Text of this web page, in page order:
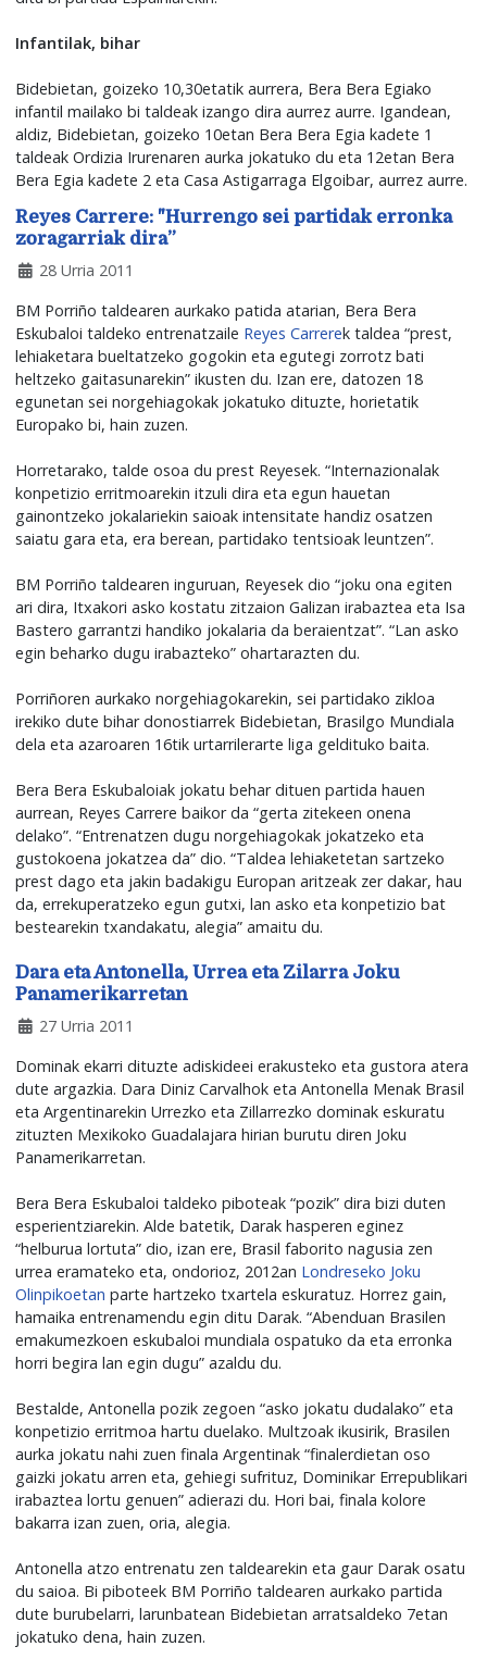
Infantilak, bihar
Bidebietan, goizeko 10,30etatik aurrera, Bera Bera Egiako
infantil mailako bi taldeak izango dira aurrez aurre. Igandean,
aldiz, Bidebietan, goizeko 10etan Bera Bera Egia kadete 1
taldeak Ordizia Irurenaren aurka jokatuko du eta 12etan Bera
Bera Egia kadete 2 eta Casa Astigarraga Elgoibar, aurrez aurre.
Reyes Carrere: "Hurrengo sei partidak erronka
zoragarriak dira”
28 Urria 2011
BM Porriño taldearen aurkako patida atarian, Bera Bera
Eskubaloi taldeko entrenatzaile Reyes Carrerek taldea “prest,
lehiaketara bueltatzeko gogokin eta egutegi zorrotz bati
heltzeko gaitasunarekin” ikusten du. Izan ere, datozen 18
egunetan sei norgehiagokak jokatuko dituzte, horietatik
Europako bi, hain zuzen.
Horretarako, talde osoa du prest Reyesek. “Internazionalak
konpetizio erritmoarekin itzuli dira eta egun hauetan
gainontzeko jokalariekin saioak intensitate handiz osatzen
saiatu gara eta, era berean, partidako tentsioak leuntzen”.
BM Porriño taldearen inguruan, Reyesek dio “joku ona egiten
ari dira, Itxakori asko kostatu zitzaion Galizan irabaztea eta Isa
Bastero garrantzi handiko jokalaria da beraientzat”. “Lan asko
egin beharko dugu irabazteko” ohartarazten du.
Porriñoren aurkako norgehiagokarekin, sei partidako zikloa
irekiko dute bihar donostiarrek Bidebietan, Brasilgo Mundiala
dela eta azaroaren 16tik urtarrilerarte liga geldituko baita.
Bera Bera Eskubaloiak jokatu behar dituen partida hauen
aurrean, Reyes Carrere baikor da “gerta zitekeen onena
delako”. “Entrenatzen dugu norgehiagokak jokatzeko eta
gustokoena jokatzea da” dio. “Taldea lehiaketetan sartzeko
prest dago eta jakin badakigu Europan aritzeak zer dakar, hau
da, errekuperatzeko egun gutxi, lan asko eta konpetizio bat
bestearekin txandakatu, alegia” amaitu du.
Dara eta Antonella, Urrea eta Zilarra Joku
Panamerikarretan
27 Urria 2011
Dominak ekarri dituzte adiskideei erakusteko eta gustora atera
dute argazkia. Dara Diniz Carvalhok eta Antonella Menak Brasil
eta Argentinarekin Urrezko eta Zillarrezko dominak eskuratu
zituzten Mexikoko Guadalajara hirian burutu diren Joku
Panamerikarretan.
Bera Bera Eskubaloi taldeko piboteak “pozik” dira bizi duten
esperientziarekin. Alde batetik, Darak hasperen eginez
“helburua lortuta” dio, izan ere, Brasil faborito nagusia zen
urrea eramateko eta, ondorioz, 2012an Londreseko Joku
Olinpikoetan parte hartzeko txartela eskuratuz. Horrez gain,
hamaika entrenamendu egin ditu Darak. “Abenduan Brasilen
emakumezkoen eskubaloi mundiala ospatuko da eta erronka
horri begira lan egin dugu” azaldu du.
Bestalde, Antonella pozik zegoen “asko jokatu dudalako” eta
konpetizio erritmoa hartu duelako. Multzoak ikusirik, Brasilen
aurka jokatu nahi zuen finala Argentinak “finalerdietan oso
gaizki jokatu arren eta, gehiegi sufrituz, Dominikar Errepublikari
irabaztea lortu genuen” adierazi du. Hori bai, finala kolore
bakarra izan zuen, oria, alegia.
Antonella atzo entrenatu zen taldearekin eta gaur Darak osatu
du saioa. Bi piboteek BM Porriño taldearen aurkako partida
dute burubelarri, larunbatean Bidebietan arratsaldeko 7etan
jokatuko dena, hain zuzen.